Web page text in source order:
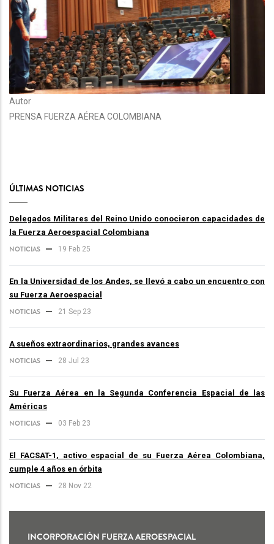
Autor
PRENSA FUERZA AÉREA COLOMBIANA
ÚLTIMAS NOTICIAS
Delegados Militares del Reino Unido conocieron capacidades de
la Fuerza Aeroespacial Colombiana
NOTICIAS 19 Feb 25
En la Universidad de los Andes, se llevó a cabo un encuentro con
su Fuerza Aeroespacial
NOTICIAS 21 Sep 23
A sueños extraordinarios, grandes avances
NOTICIAS 28 Jul 23
Su Fuerza Aérea en la Segunda Conferencia Espacial de las
Américas
NOTICIAS 03 Feb 23
El FACSAT-1, activo espacial de su Fuerza Aérea Colombiana,
cumple 4 años en órbita
NOTICIAS 28 Nov 22
INCORPORACIÓN FUERZA AEROESPACIAL